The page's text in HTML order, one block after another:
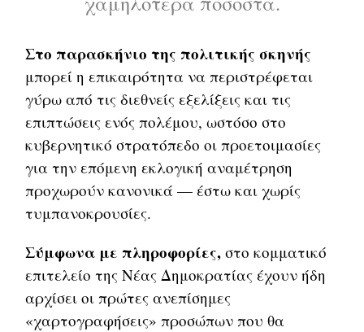
Στο παρασκήνιο της πολιτικής σκηνής
μπορεί η επικαιρότητα να περιστρέφεται
γύρω από τις διεθνείς εξελίξεις και τις
επιπτώσεις ενός πολέμου, ωστόσο στο
κυβερνητικό στρατόπεδο οι προετοιμασίες
για την επόμενη εκλογική αναμέτρηση
προχωρούν κανονικά — έστω και χωρίς
τυμπανοκρουσίες.
Σύμφωνα με πληροφορίες, στο κομματικό
επιτελείο της Νέας Δημοκρατίας έχουν ήδη
αρχίσει οι πρώτες ανεπίσημες
«χαρτογραφήσεις» προσώπων που θα